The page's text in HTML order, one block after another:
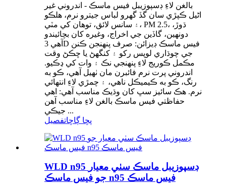
بالغن لاءِ ڊسپوزيبل فيس ماسڪ - اندروني غير
اڻيل ڪپڙي سان گڏ گهرو لباس جيترو نرم، هلڪو
۽ سانس لائق، توهان کي مٽي، PM 2.5، ڌوڙ،
دونھين، گاڏين جي اخراج، وغيره کان بچائيندو
آهي 3D فيس ماسڪ ڊيزائن: صرف پنهنجن ڪنن
جي چوڌاري لوپس رکو ۽ کنگهڻ يا ڇڪڻ وقت
مڪمل ڪوريج لاءِ پنهنجي نڪ ۽ وات کي ڍڪيو.
اندروني پرت نرم فائبرن مان ٺهيل آهي، ڪو به
رنگ، ڪو به ڪيميڪل ناهي، ۽ چمڙي لاءِ انتهائي
نرم. هڪ سائيز سڀ کان وڌيڪ مناسب آهي: اهي
حفاظتي فيس ماسڪ بالغن لاءِ مناسب آهن
جيڪي ...
پڇا ڳاڇاتفصيل
WLD n95 ڊسپوزيبل ماسڪ سٺي معيار
جو فيس ماسڪ n95 فيس ماسڪ